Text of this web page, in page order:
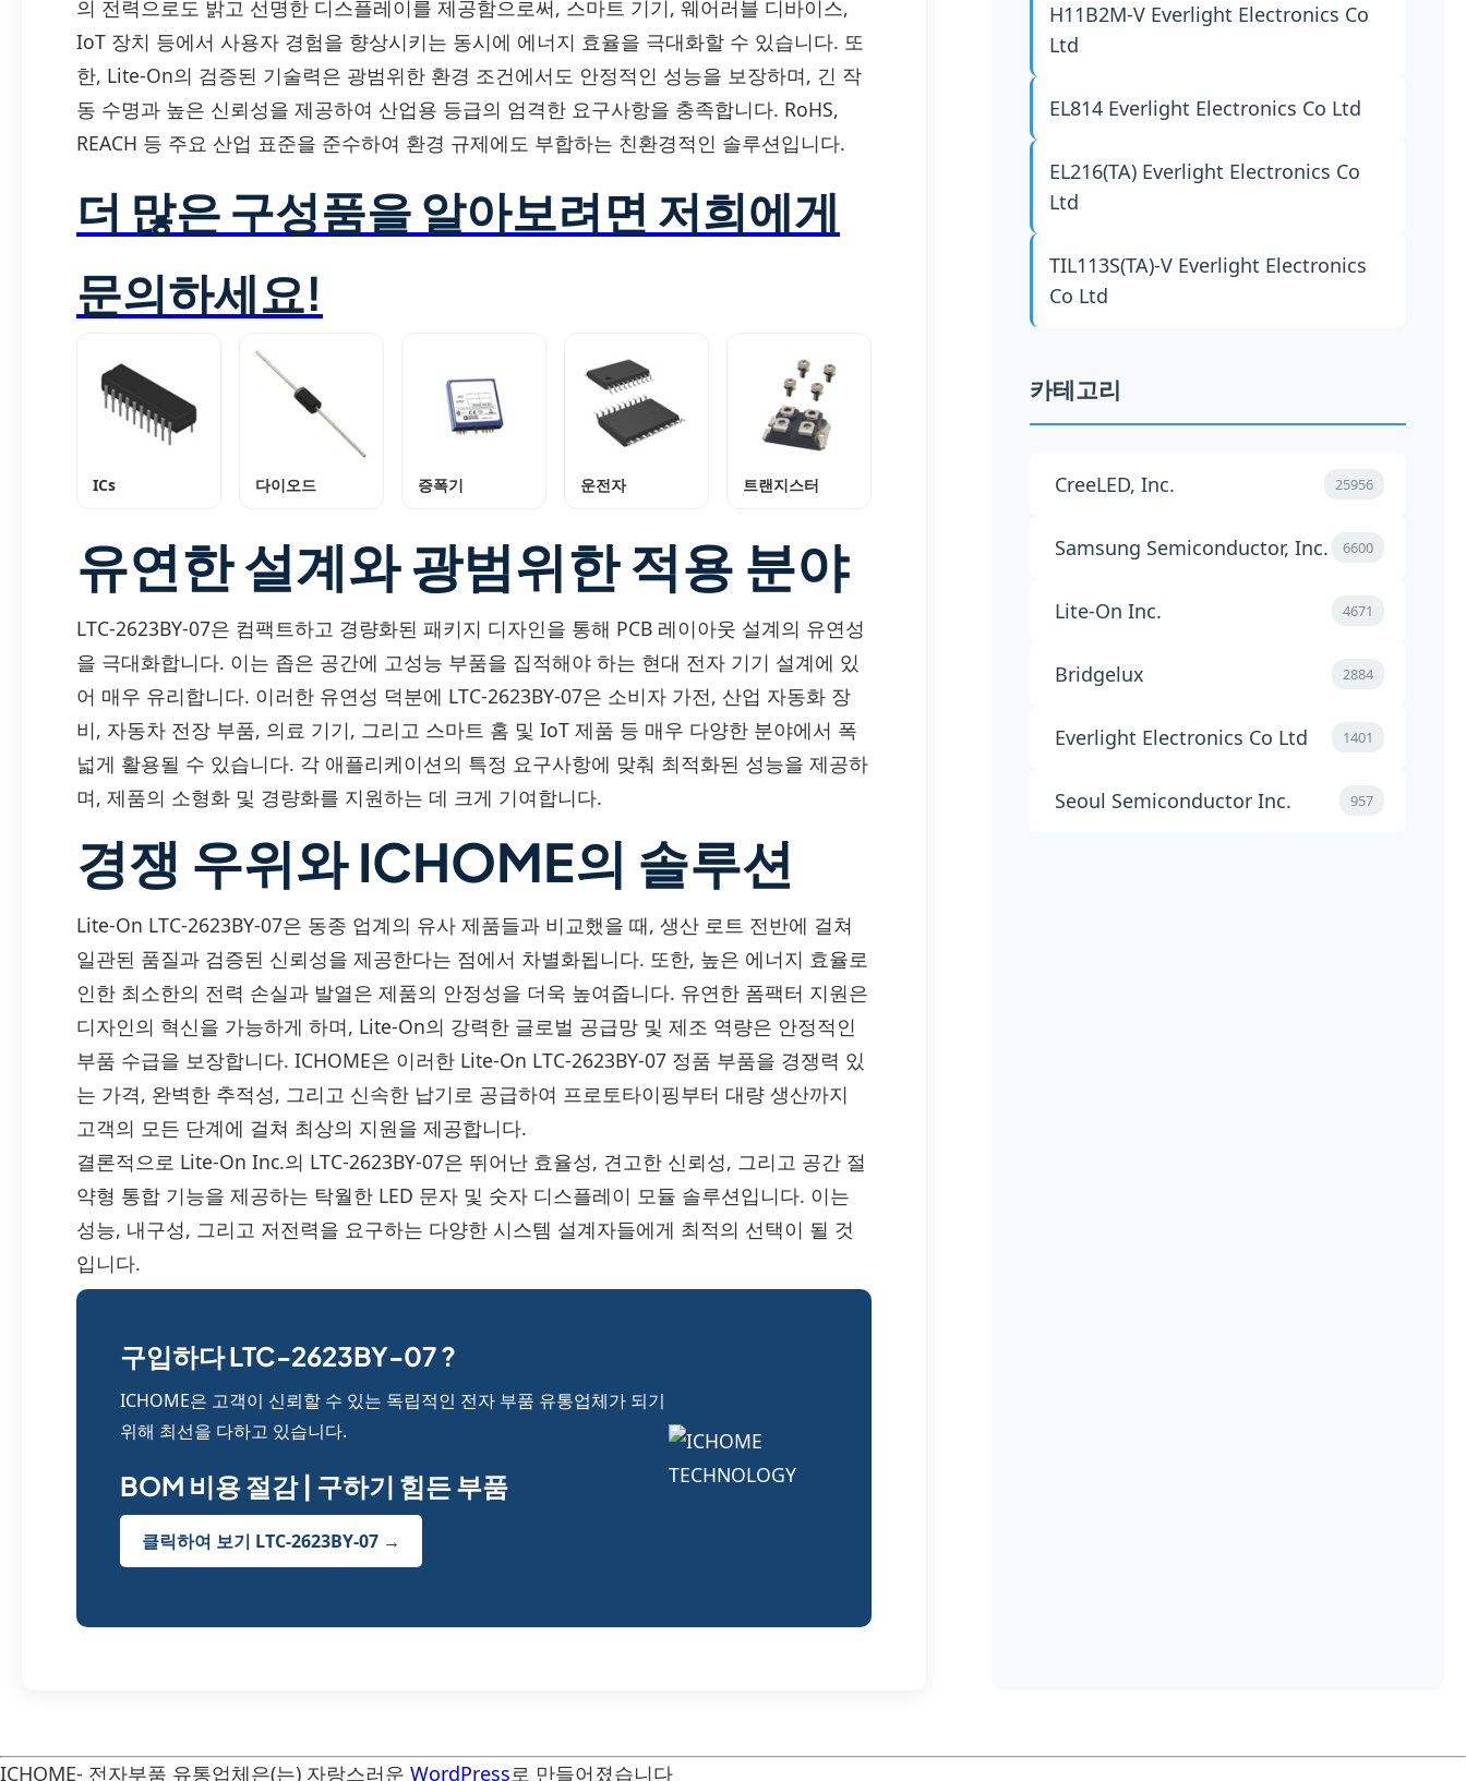
의 전력으로도 밝고 선명한 디스플레이를 제공함으로써, 스마트 기기, 웨어러블 디바이스,
IoT 장치 등에서 사용자 경험을 향상시키는 동시에 에너지 효율을 극대화할 수 있습니다. 또
한, Lite-On의 검증된 기술력은 광범위한 환경 조건에서도 안정적인 성능을 보장하며, 긴 작
동 수명과 높은 신뢰성을 제공하여 산업용 등급의 엄격한 요구사항을 충족합니다. RoHS,
REACH 등 주요 산업 표준을 준수하여 환경 규제에도 부합하는 친환경적인 솔루션입니다.
더 많은 구성품을 알아보려면 저희에게
문의하세요!
ICs 다이오드 증폭기 운전자 트랜지스터
유연한 설계와 광범위한 적용 분야
LTC-2623BY-07은 컴팩트하고 경량화된 패키지 디자인을 통해 PCB 레이아웃 설계의 유연성
을 극대화합니다. 이는 좁은 공간에 고성능 부품을 집적해야 하는 현대 전자 기기 설계에 있
어 매우 유리합니다. 이러한 유연성 덕분에 LTC-2623BY-07은 소비자 가전, 산업 자동화 장
비, 자동차 전장 부품, 의료 기기, 그리고 스마트 홈 및 IoT 제품 등 매우 다양한 분야에서 폭
넓게 활용될 수 있습니다. 각 애플리케이션의 특정 요구사항에 맞춰 최적화된 성능을 제공하
며, 제품의 소형화 및 경량화를 지원하는 데 크게 기여합니다.
경쟁 우위와 ICHOME의 솔루션
Lite-On LTC-2623BY-07은 동종 업계의 유사 제품들과 비교했을 때, 생산 로트 전반에 걸쳐
일관된 품질과 검증된 신뢰성을 제공한다는 점에서 차별화됩니다. 또한, 높은 에너지 효율로
인한 최소한의 전력 손실과 발열은 제품의 안정성을 더욱 높여줍니다. 유연한 폼팩터 지원은
디자인의 혁신을 가능하게 하며, Lite-On의 강력한 글로벌 공급망 및 제조 역량은 안정적인
부품 수급을 보장합니다. ICHOME은 이러한 Lite-On LTC-2623BY-07 정품 부품을 경쟁력 있
는 가격, 완벽한 추적성, 그리고 신속한 납기로 공급하여 프로토타이핑부터 대량 생산까지
고객의 모든 단계에 걸쳐 최상의 지원을 제공합니다.
결론적으로 Lite-On Inc.의 LTC-2623BY-07은 뛰어난 효율성, 견고한 신뢰성, 그리고 공간 절
약형 통합 기능을 제공하는 탁월한 LED 문자 및 숫자 디스플레이 모듈 솔루션입니다. 이는
성능, 내구성, 그리고 저전력을 요구하는 다양한 시스템 설계자들에게 최적의 선택이 될 것
입니다.
구입하다 LTC-2623BY-07 ?
ICHOME은 고객이 신뢰할 수 있는 독립적인 전자 부품 유통업체가 되기
위해 최선을 다하고 있습니다.
BOM 비용 절감 | 구하기 힘든 부품
클릭하여 보기 LTC-2623BY-07 →
H11B2M-V Everlight Electronics Co
Ltd
EL814 Everlight Electronics Co Ltd
EL216(TA) Everlight Electronics Co
Ltd
TIL113S(TA)-V Everlight Electronics
Co Ltd
카테고리
CreeLED, Inc. 25956
Samsung Semiconductor, Inc. 6600
Lite-On Inc. 4671
Bridgelux 2884
Everlight Electronics Co Ltd 1401
Seoul Semiconductor Inc. 957
ICHOME- 전자부품 유통업체은(는) 자랑스러운 WordPress로 만들어졌습니다